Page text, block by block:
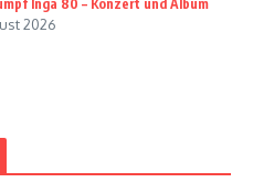
Inga 80 – Konzert und Album
2026